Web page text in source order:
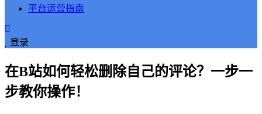
平台运营指南
登录
在B站如何轻松删除自己的评论？一步一
步教你操作！